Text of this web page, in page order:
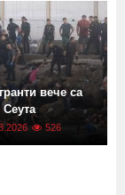
вече са
Сеута
526